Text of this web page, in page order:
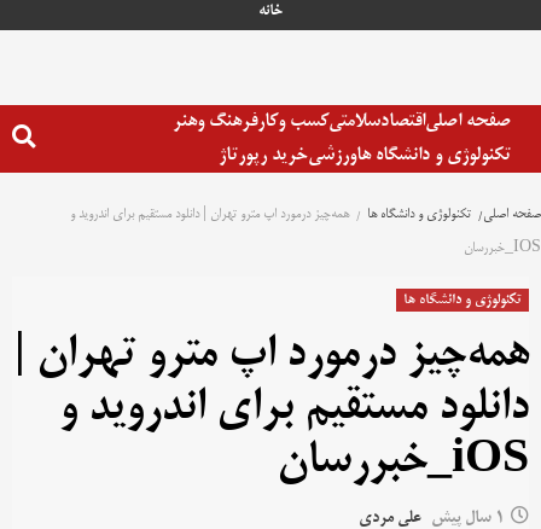
خانه
صفحه اصلیاقتصادسلامتیکسب وکارفرهنگ وهنر
تکنولوژی و دانشگاه هاورزشیخرید رپورتاژ
صفحه اصلی تکنولوژی و دانشگاه ها
همه‌چیز درمورد اپ مترو تهران | دانلود مستقیم برای اندروید و
IOS_خبررسان
تکنولوژی و دانشگاه ها
همه‌چیز درمورد اپ مترو تهران |
دانلود مستقیم برای اندروید و
iOS_خبررسان
1 سال پیش علی مردی